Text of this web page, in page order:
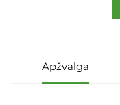
Apžvalga